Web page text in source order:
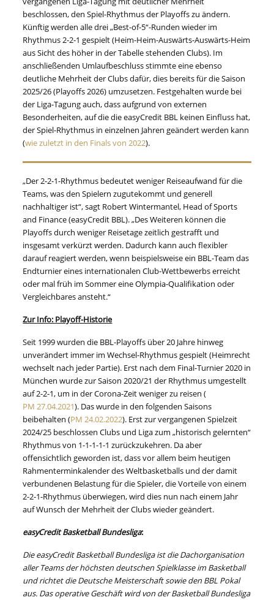
beschlossen, den Spiel-Rhythmus der Playoffs zu ändern.
Künftig werden alle drei „Best-of-5“-Runden wieder im
Rhythmus 2-2-1 gespielt (Heim-Heim-Auswärts-Auswärts-Heim
aus Sicht des höher in der Tabelle stehenden Clubs). Im
anschließenden Umlaufbeschluss stimmte eine ebenso
deutliche Mehrheit der Clubs dafür, dies bereits für die Saison
2025/26 (Playoffs 2026) umzusetzen. Festgehalten wurde bei
der Liga-Tagung auch, dass aufgrund von externen
Besonderheiten, auf die die easyCredit BBL keinen Einfluss hat,
der Spiel-Rhythmus in einzelnen Jahren geändert werden kann
(wie zuletzt in den Finals von 2022).
„Der 2-2-1-Rhythmus bedeutet weniger Reiseaufwand für die
Teams, was den Spielern zugutekommt und generell
nachhaltiger ist“, sagt Robert Wintermantel, Head of Sports
and Finance (easyCredit BBL). „Des Weiteren können die
Playoffs durch weniger Reisetage zeitlich gestrafft und
insgesamt verkürzt werden. Dadurch kann auch flexibler
darauf reagiert werden, wenn beispielsweise ein BBL-Team das
Endturnier eines internationalen Club-Wettbewerbs erreicht
oder mal früh im Sommer eine Olympia-Qualifikation oder
Vergleichbares ansteht.“
Zur Info: Playoff-Historie
Seit 1999 wurden die BBL-Playoffs über 20 Jahre hinweg
unverändert immer im Wechsel-Rhythmus gespielt (Heimrecht
wechselt nach jeder Partie). Erst nach dem Final-Turnier 2020 in
München wurde zur Saison 2020/21 der Rhythmus umgestellt
auf 2-2-1, um in der Corona-Zeit weniger zu reisen (
PM 27.04.2021). Das wurde in den folgenden Saisons
beibehalten (PM 24.02.2022). Erst zur vergangenen Spielzeit
2024/25 beschlossen Clubs und Liga zum „historisch gelernten“
Rhythmus von 1-1-1-1-1 zurückzukehren. Da aber
offensichtlich geworden ist, dass vor allem beim heutigen
Rahmenterminkalender des Weltbasketballs und der damit
verbundenen Belastung für die Spieler, die Vorteile von einem
2-2-1-Rhythmus überwiegen, wird dies nun nach einem Jahr
auf Wunsch der Mehrheit der Clubs wieder geändert.
easyCredit Basketball Bundesliga:
Die easyCredit Basketball Bundesliga ist die Dachorganisation
aller Teams der höchsten deutschen Spielklasse im Basketball
und richtet die Deutsche Meisterschaft sowie den BBL Pokal
aus. Das operative Geschäft wird von der Basketball Bundesliga